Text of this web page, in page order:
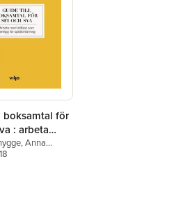
för
: arbeta
som
,Anna